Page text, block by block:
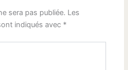
sera pas publiée. Les
indiqués avec *